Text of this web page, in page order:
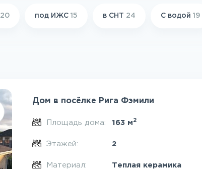
20 под ИЖС 15 в СНТ 24 С водой 19
Дом в посёлке Рига Фэмили
Площадь дома: 163 м 2
Этажей: 2
Материал: Теплая керамика